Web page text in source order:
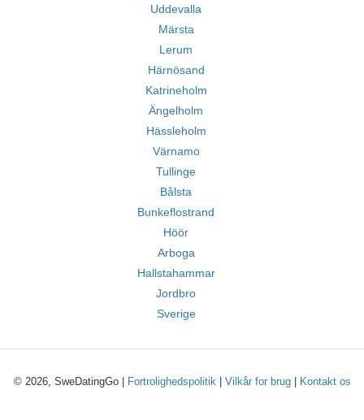
Uddevalla
Märsta
Lerum
Härnösand
Katrineholm
Ängelholm
Hässleholm
Värnamo
Tullinge
Bålsta
Bunkeflostrand
Höör
Arboga
Hallstahammar
Jordbro
Sverige
© 2026, SweDatingGo | Fortrolighedspolitik| Vilkår for brug| Kontakt os